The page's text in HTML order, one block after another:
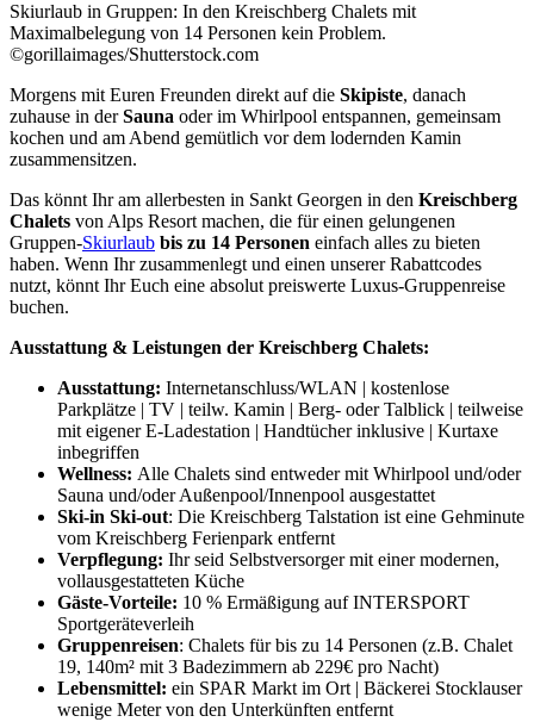
Skiurlaub in Gruppen: In den Kreischberg Chalets mit
Maximalbelegung von 14 Personen kein Problem.
©gorillaimages/Shutterstock.com
Morgens mit Euren Freunden direkt auf die Skipiste, danach
zuhause in derSauna oder im Whirlpool entspannen, gemeinsam
kochen und am Abend gemütlich vor dem lodernden Kamin
zusammensitzen.
Das könnt Ihr am allerbesten in Sankt Georgen in den Kreischberg
Chalets von Alps Resort machen, die für einen gelungenen
Gruppen-Skiurlaub bis zu 14 Personen einfach alles zu bieten
haben. Wenn Ihr zusammenlegt und einen unserer Rabattcodes
nutzt, könnt Ihr Euch eine absolut preiswerte Luxus-Gruppenreise
buchen.
Ausstattung & Leistungen der Kreischberg Chalets:
Ausstattung: Internetanschluss/WLAN | kostenlose
Parkplätze | TV | teilw. Kamin | Berg- oder Talblick | teilweise
mit eigener E-Ladestation | Handtücher inklusive | Kurtaxe
inbegriffen
Wellness: Alle Chalets sind entweder mit Whirlpool und/oder
Sauna und/oder Außenpool/Innenpool ausgestattet
Ski-in Ski-out: Die Kreischberg Talstation ist eine Gehminute
vom Kreischberg Ferienpark entfernt
Verpflegung: Ihr seid Selbstversorger mit einer modernen,
vollausgestatteten Küche
Gäste-Vorteile: 10 % Ermäßigung auf INTERSPORT
Sportgeräteverleih
Gruppenreisen: Chalets für bis zu 14 Personen (z.B. Chalet
19, 140m² mit 3 Badezimmern ab 229€ pro Nacht)
Lebensmittel: ein SPAR Markt im Ort | Bäckerei Stocklauser
wenige Meter von den Unterkünften entfernt